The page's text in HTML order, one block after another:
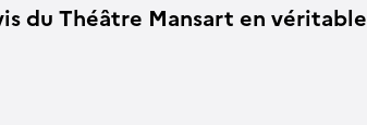
du Théâtre Mansart en véritable